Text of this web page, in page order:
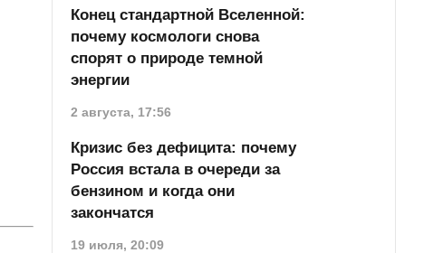
Конец стандартной Вселенной:
почему космологи снова
спорят о природе темной
энергии
2 августа, 17:56
Кризис без дефицита: почему
Россия встала в очереди за
бензином и когда они
закончатся
19 июля, 20:09